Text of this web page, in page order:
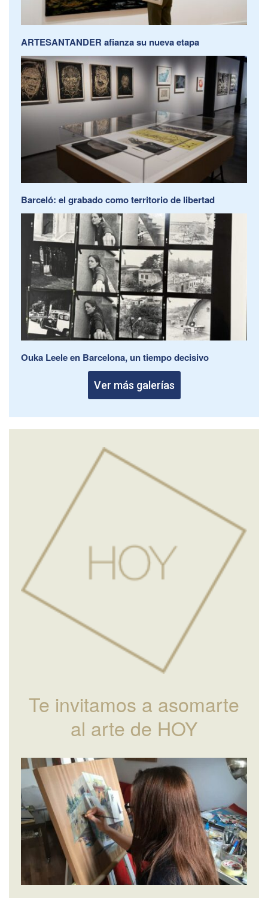
ARTESANTANDER afianza su nueva etapa
Barceló: el grabado como territorio de libertad
Ouka Leele en Barcelona, un tiempo decisivo
Ver más galerías
Te invitamos a asomarte
al arte de HOY